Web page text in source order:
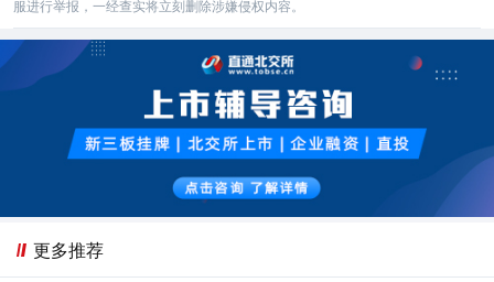
服进行举报，一经查实将立刻删除涉嫌侵权内容。
更多推荐